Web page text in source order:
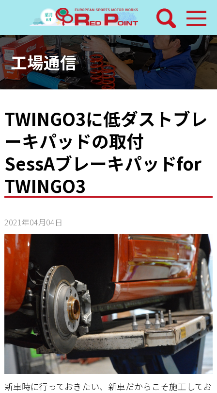
検索
ホーム
トピックス
レッドポイントパーツ
その他サービス
店舗案内
工場通信
お問い合わせ
工場通信
TWINGO3に低ダストブレ
ーキパッドの取付
SessAブレーキパッドfor
TWINGO3
2021年04月04日
新車時に行っておきたい、新車だからこそ施工してお